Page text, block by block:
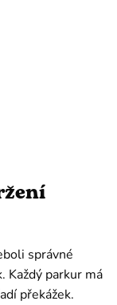
správné
Každý parkur má
překážek.